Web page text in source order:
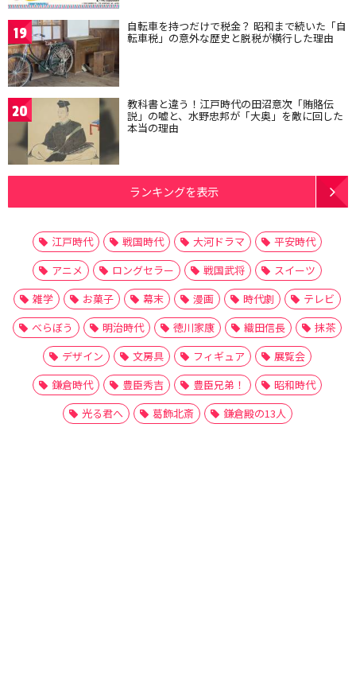
19 自転車を持つだけで税金？ 昭和まで続いた「自
転車税」の意外な歴史と脱税が横行した理由
20 教科書と違う！江戸時代の田沼意次「賄賂伝
説」の嘘と、水野忠邦が「大奥」を敵に回した
本当の理由
ランキングを表示
江戸時代 戦国時代 大河ドラマ
平安時代
アニメ
ロングセラー 戦国武将
スイーツ
雑学
お菓子 幕末 漫画 時代劇
テレビ
べらぼう
明治時代 徳川家康 織田信長
抹茶
デザイン
文房具 フィギュア
展覧会
鎌倉時代
豊臣秀吉 豊臣兄弟！
昭和時代
光る君へ
葛飾北斎 鎌倉殿の13人